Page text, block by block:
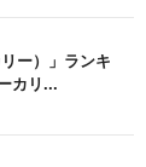
ー）」ランキ
カリ...